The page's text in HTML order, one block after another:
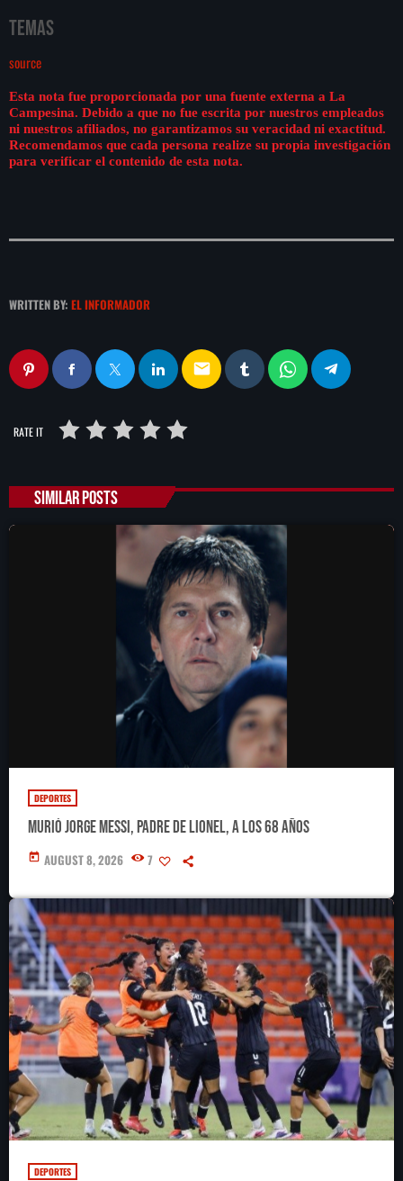
Temas
source
Esta nota fue proporcionada por una fuente externa a La
Campesina. Debido a que no fue escrita por nuestros empleados
ni nuestros afiliados, no garantizamos su veracidad ni exactitud.
Recomendamos que cada persona realize su propia investigación
para verificar el contenido de esta nota.
WRITTEN BY: EL INFORMADOR
email
RATE IT
SIMILAR POSTS
DEPORTES
Murió Jorge Messi, padre de Lionel, a los 68 años
today AUGUST 8, 2026 7
DEPORTES